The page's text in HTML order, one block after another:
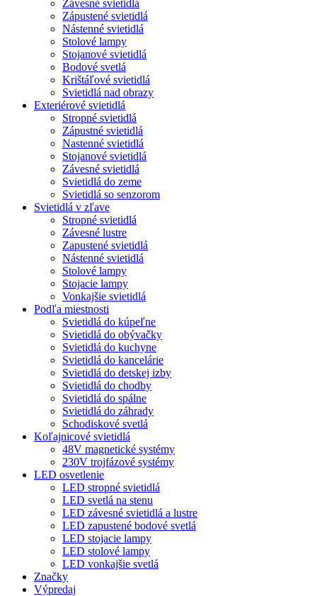
Závesné svietidlá
Zápustené svietidlá
Nástenné svietidlá
Stolové lampy
Stojanové svietidlá
Bodové svetlá
Krištáľové svietidlá
Svietidlá nad obrazy
Exteriérové svietidlá
Stropné svietidlá
Zápustné svietidlá
Nastenné svietidlá
Stojanové svietidlá
Závesné svietidlá
Svietidlá do zeme
Svietidlá so senzorom
Svietidlá v zľave
Stropné svietidlá
Závesné lustre
Zapustené svietidlá
Nástenné svietidlá
Stolové lampy
Stojacie lampy
Vonkajšie svietidlá
Podľa miestnosti
Svietidlá do kúpeľne
Svietidlá do obývačky
Svietidlá do kuchyne
Svietidlá do kancelárie
Svietidlá do detskej izby
Svietidlá do chodby
Svietidlá do spálne
Svietidlá do záhrady
Schodiskové svetlá
Koľajnicové svietidlá
48V magnetické systémy
230V trojfázové systémy
LED osvetlenie
LED stropné svietidlá
LED svetlá na stenu
LED závesné svietidlá a lustre
LED zapustené bodové svetlá
LED stojacie lampy
LED stolové lampy
LED vonkajšie svetlá
Značky
Výpredaj